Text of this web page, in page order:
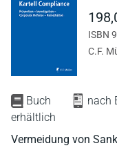
Buch
nach
erhältlich
Vermeidung von
ISBN
C.F.